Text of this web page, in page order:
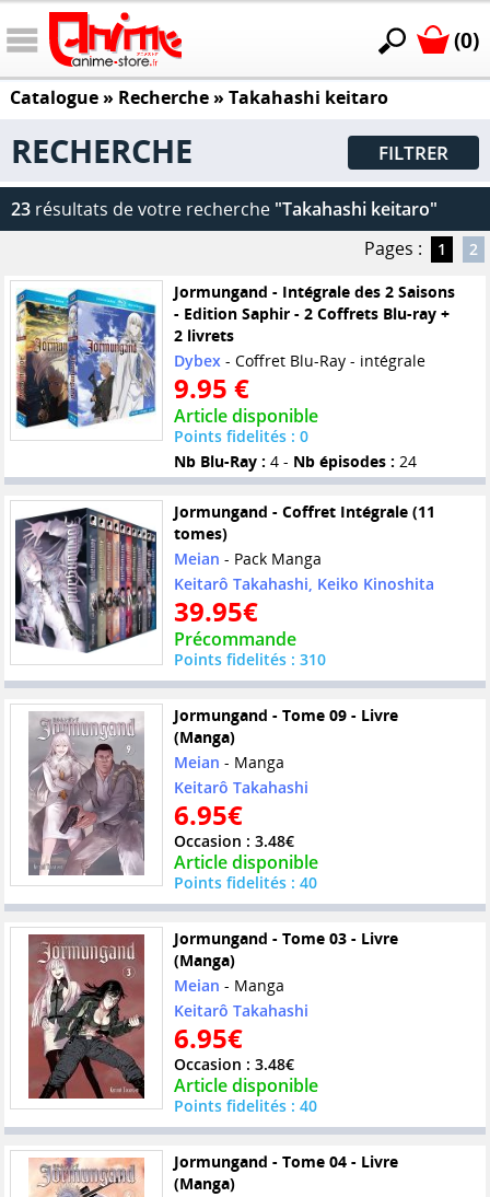
(0)
Catalogue» Recherche » Takahashi keitaro
RECHERCHE FILTRER
23 résultats de votre recherche "Takahashi keitaro"
Pages :
1 2
Jormungand - Intégrale des 2 Saisons
- Edition Saphir - 2 Coffrets Blu-ray +
2 livrets
Dybex- Coffret Blu-Ray - intégrale
9.95 €
Article disponible
Points fidelités : 0
Nb Blu-Ray : 4 - Nb épisodes : 24
Jormungand - Coffret Intégrale (11
tomes)
Meian - Pack Manga
Keitarô Takahashi, Keiko Kinoshita
39.95€
Précommande
Points fidelités : 310
Jormungand - Tome 09 - Livre
(Manga)
Meian - Manga
Keitarô Takahashi
6.95€
Occasion : 3.48€
Article disponible
Points fidelités : 40
Jormungand - Tome 03 - Livre
(Manga)
Meian - Manga
Keitarô Takahashi
6.95€
Occasion : 3.48€
Article disponible
Points fidelités : 40
Jormungand - Tome 04 - Livre
(Manga)